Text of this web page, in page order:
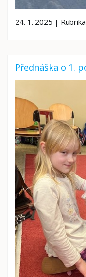
24. 1. 2025 | Rubrika:
Přednáška o 1.